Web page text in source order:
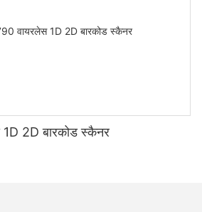
2D बारकोड स्कैनर